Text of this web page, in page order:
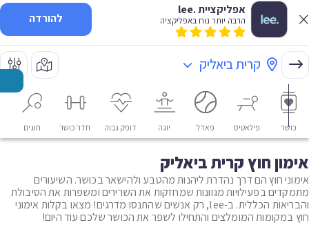
אפליקציית .lee
הרבה יותר נוח באפליקציה להורדה
קרית ביאליק
כושר פילאטיס פאדל יוגה דופק גבוה חדר כושר חוגים
אימון חוץ קרית ביאליק
אימוני חוץ הם דרך נהדרת ליהנות מהטבע ולהישאר בכושר. השיעורים
מתמקדים בפעילויות מגוונות שמחזקות את השרירים ומשפרות את הסיבולת
והבריאות הכללית. ב-lee, רק אנשים שהתנסו מדרגים! מצאו בקלות אימוני
חוץ במקומות המומלצים והתחילו לשפר את הכושר שלכם עוד היום!